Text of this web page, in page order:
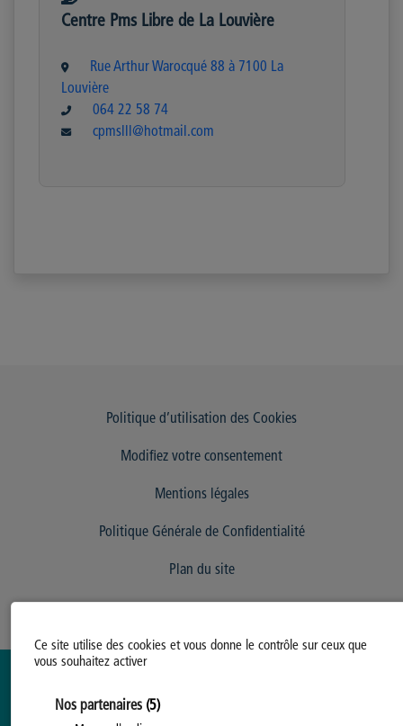
Ce site utilise des cookies et vous donne le contrôle sur ceux que
vous souhaitez activer
Nos partenaires (5)
Centre Pms Libre de La Louvière
Rue Arthur Warocqué 88 à 7100 La
Louvière
064 22 58 74
cpmslll@hotmail.com
Politique d’utilisation des Cookies
Modifiez votre consentement
Mentions légales
Politique Générale de Confidentialité
Plan du site